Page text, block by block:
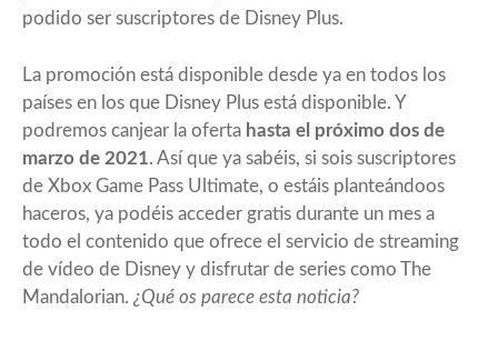
podido ser suscriptores de Disney Plus.
La promoción está disponible desde ya en todos los
países en los que Disney Plus está disponible. Y
podremos canjear la oferta hasta el próximo dos de
marzo de 2021. Así que ya sabéis, si sois suscriptores
de Xbox Game Pass Ultimate, o estáis planteándoos
haceros, ya podéis acceder gratis durante un mes a
todo el contenido que ofrece el servicio de streaming
de vídeo de Disney y disfrutar de series como The
Mandalorian. ¿Qué os parece esta noticia?